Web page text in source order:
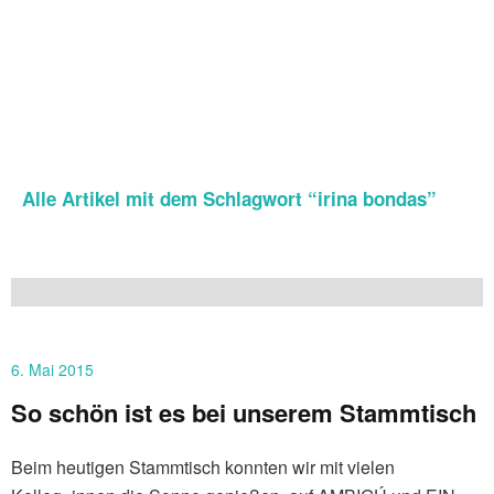
Alle Artikel mit dem Schlagwort “irina bondas”
6. Mai 2015
So schön ist es bei unserem Stammtisch
Beim heutigen Stammtisch konnten wir mit vielen